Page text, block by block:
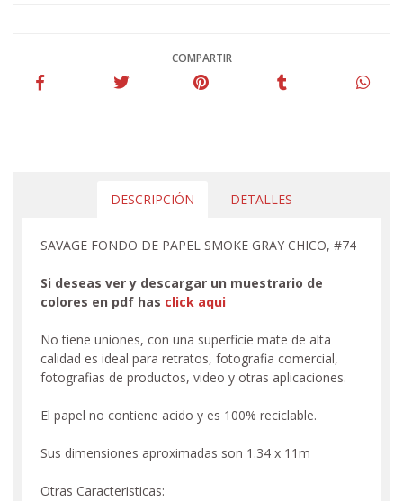
COMPARTIR
DESCRIPCIÓN DETALLES
SAVAGE FONDO DE PAPEL SMOKE GRAY CHICO, #74
Si deseas ver y descargar un muestrario de
colores en pdf has click aqui
No tiene uniones, con una superficie mate de alta
calidad es ideal para retratos, fotografia comercial,
fotografias de productos, video y otras aplicaciones.
El papel no contiene acido y es 100% reciclable.
Sus dimensiones aproximadas son 1.34 x 11m
Otras Caracteristicas: